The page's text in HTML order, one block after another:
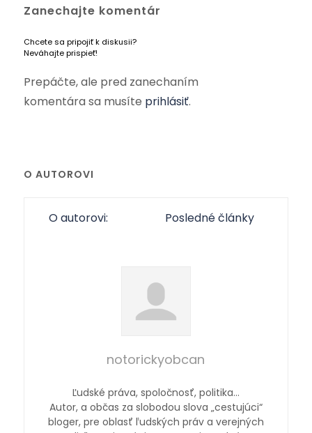
Zanechajte komentár
Chcete sa pripojiť k diskusii?
Neváhajte prispieť!
Prepáčte, ale pred zanechaním
komentára sa musíte prihlásiť.
O AUTOROVI
O autorovi: Posledné články
notorickyobcan
Ľudské práva, spoločnosť, politika…
Autor, a občas za slobodou slova „cestujúci“
bloger, pre oblasť ľudských práv a verejných